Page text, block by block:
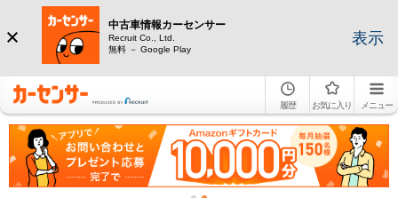
中古車情報カーセンサー
Recruit Co., Ltd.
無料 － Google Play
表示
履歴 お気に入り メニュー